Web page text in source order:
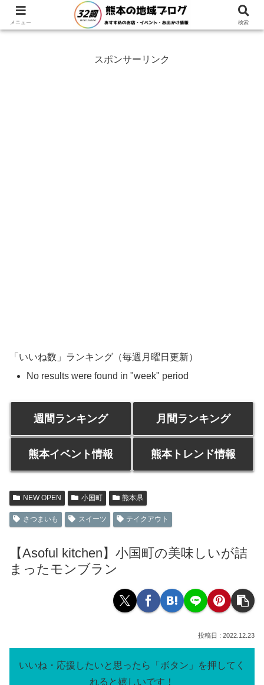
ホーム 熊本県 小国町
スポンサーリンク
「いいね数」ランキング（毎週月曜日更新）
No results were found in "week" period
週間ランキング 月間ランキング
熊本イベント情報 熊本トレンド情報
NEW OPEN 小国町 熊本県
さつまいも スイーツ テイクアウト
【Asoful kitchen】小国町の美味しいが詰
まったモンブラン
2022.12.23
メニュー 検索